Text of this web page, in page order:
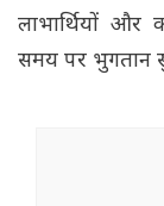
लाभार्थियों और
समय पर भुगतान